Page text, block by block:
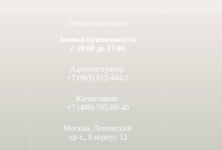
Очное отделение
Звонки принимаются
с 10:00 до 17:00
Администратор:
+7 (963) 612-444-2
Канцелярия:
+7 (499) 705-88-40
Москва, Ленинский
пр-т., 8 корпус 12